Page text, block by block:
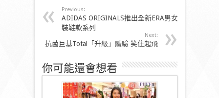
Previous:
ADIDAS ORIGINALS推出全新ERA男女
裝鞋款系列
Next:
抗菌巨基Total「升級」體驗 笑住起飛
你可能還會想看